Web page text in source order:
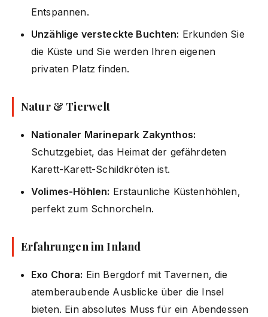
Entspannen.
Unzählige versteckte Buchten: Erkunden Sie
die Küste und Sie werden Ihren eigenen
privaten Platz finden.
Natur & Tierwelt
Nationaler Marinepark Zakynthos:
Schutzgebiet, das Heimat der gefährdeten
Karett-Karett-Schildkröten ist.
Volimes-Höhlen: Erstaunliche Küstenhöhlen,
perfekt zum Schnorcheln.
Erfahrungen im Inland
Exo Chora: Ein Bergdorf mit Tavernen, die
atemberaubende Ausblicke über die Insel
bieten. Ein absolutes Muss für ein Abendessen